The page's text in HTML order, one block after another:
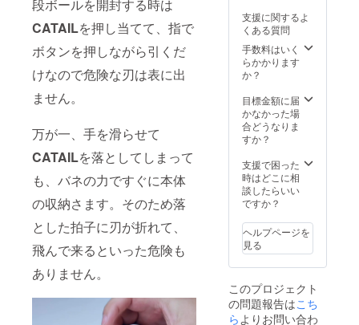
段ボールを開封する時は
CATAILを押し当てて、指で
ボタンを押しながら引くだ
けなので危険な刃は表に出
ません。
万が一、手を滑らせて
CATAILを落としてしまって
も、バネの力ですぐに本体
の収納さます。そのため落
とした拍子に刃が折れて、
飛んで来るといった危険も
ありません。
支援に関するよ
くある質問
手数料はいく
らかかります
か？
目標金額に届
かなかった場
合どうなりま
すか？
支援で困った
時はどこに相
談したらいい
ですか？
ヘルプページを
見る
このプロジェクト
の問題報告はこち
ら よりお問い合わ